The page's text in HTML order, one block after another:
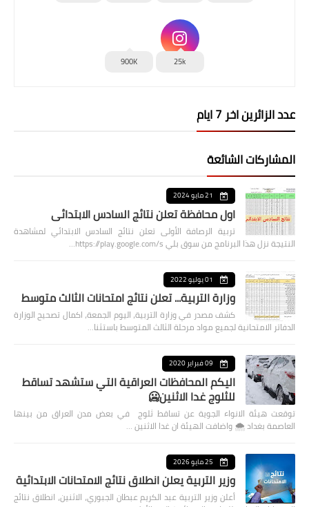
25k
900K
عدد الزائرين اخر 7 ايام
المشاركات الشائعة
21 مايو 2024
اول محافظة تعلن نتائج السادس الابتدائي
تربية الرصافة الأولى تعلن نتائج السادس الابتدائي لمشاهدة
النتيجة نزل هذا البرنامج من سوق بلي https://play.google.com/s…
01 يوليو 2022
وزارة التربية... تعلن نتائج امتحانات الثالث متوسط
كشف مصدر في وزارة التربية، اليوم الجمعة، اكمال تصحيح الوزارة
الدفاتر الامتحانية لجميع مواد مرحلة الثالث المتوسط باستثنا…
09 فبراير 2020
اليكم المحافظات العراقية التي ستشهد تساقط
للثلوج غدا الاثنين🥶
توقعت هيئة الانواء الجوية عن تساقط ثلوج في بعض مدن العراق من بينها
العاصمة بغداد ⁦🌨️⁩ واضافت الهيئة ان غدا الاثنين …
25 مايو 2026
وزير التربية يعلن انطلاق نتائج الامتحانات الابتدائية
أعلن وزير التربية عبد الكريم عبطان الجبوري، الاثنين، انطلاق نتائج